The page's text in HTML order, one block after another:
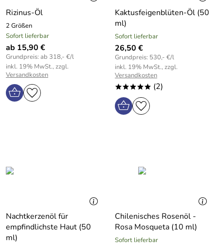
Rizinus-Öl
2 Größen
Sofort lieferbar
ab 15,90 €
Grundpreis: ab 318,- €/l
inkl. 19% MwSt., zzgl.
Versandkosten
Kaktusfeigenblüten-Öl (50
ml)
Sofort lieferbar
26,50 €
Grundpreis: 530,- €/l
inkl. 19% MwSt., zzgl.
Versandkosten
***** (2)
Nachtkerzenöl für
empfindlichste Haut (50
ml)
Chilenisches Rosenöl -
Rosa Mosqueta (10 ml)
Sofort lieferbar